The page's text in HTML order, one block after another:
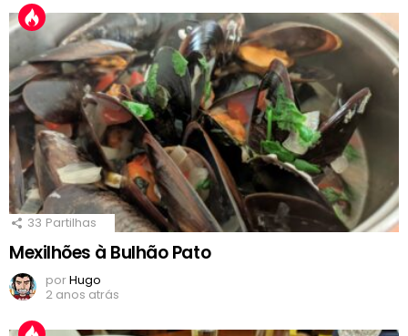
33 Partilhas
Mexilhões à Bulhão Pato
porHugo
2 anos atrás